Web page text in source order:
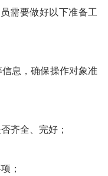
需要做好以下准备工
信息，确保操作对象准
齐全、完好；
；